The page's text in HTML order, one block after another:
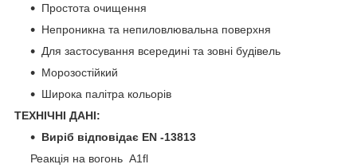
Простота очищення
Непроникна та непиловлювальна поверхня
Для застосування всередині та зовні будівель
Морозостійкий
Широка палітра кольорів
ТЕХНІЧНІ ДАНІ:
Виріб відповідає EN -13813
Реакція на вогонь A1fl